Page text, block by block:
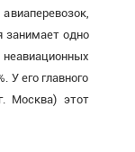
занимает одно
У его главного
Москва) этот